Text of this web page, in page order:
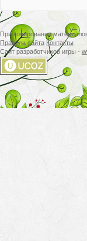
При копировании
Правила сайта Контакты
Сайт разработчиков игры -